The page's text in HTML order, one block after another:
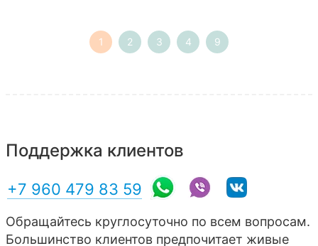
1 2 3 4 9
Поддержка клиентов
+7 960 479 83 59
Обращайтесь круглосуточно по всем вопросам.
Большинство клиентов предпочитает живые